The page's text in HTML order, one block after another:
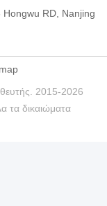
RD, Nanjing
2015-2026
τα δικαιώματα